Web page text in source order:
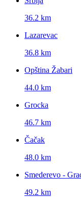
36.2 km
Lazarevac
36.8 km
Opština Žabari
44.0 km
Grocka
46.7 km
Čačak
48.0 km
Smederevo -
49.2 km